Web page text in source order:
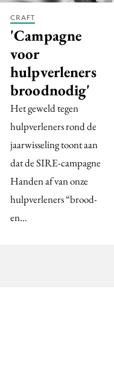
CRAFT
'Campagne
voor
hulpverleners
broodnodig'
Het geweld tegen
hulpverleners rond de
jaarwisseling toont aan
dat de SIRE-campagne
Handen af van onze
hulpverleners “brood-
en…